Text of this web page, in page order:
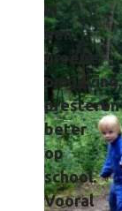
in
een
groene
omgeving,
presteren
beter
op
school.
Vooral